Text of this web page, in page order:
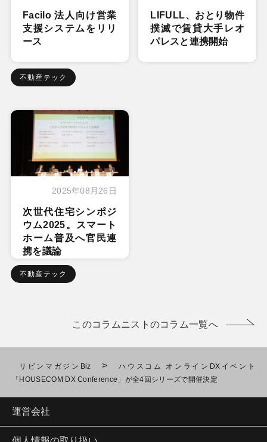
Facilo 法人向け営業
支援システムをリリ
ース
不動産テック
LIFULL、おとり物件
撲滅で賃貸大手レオ
パレスと連携開始
2025年08月26日
次世代住宅シンポジ
ウム2025。スマート
ホーム普及へ官民連
携を議論
不動産テック
このコラムニストのコラム一覧へ
リビンマガジンBiz >
ハウスコム オンラインDXイベント
「HOUSECOM DX Conference」が全4回シリーズで開催決定
運営会社